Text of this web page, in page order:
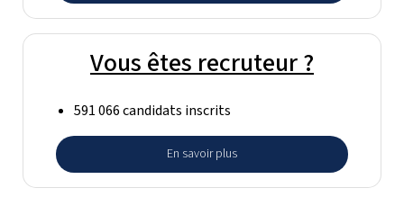
Vous êtes recruteur ?
591 066 candidats inscrits
En savoir plus